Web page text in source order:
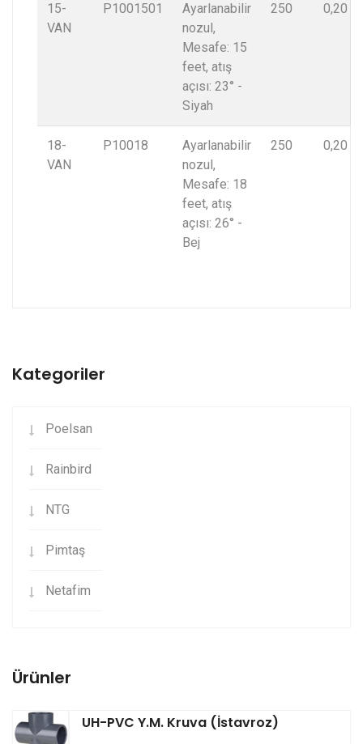
15-
VAN
P1001501
Ayarlanabilir
nozul,
Mesafe: 15
feet, atış
açısı: 23° -
Siyah
250 0,20
18-
VAN
P10018
Ayarlanabilir
nozul,
Mesafe: 18
feet, atış
açısı: 26° -
Bej
250 0,20
Kategoriler
Poelsan
Rainbird
NTG
Pimtaş
Netafim
Ürünler
UH-PVC Y.M. Kruva (İstavroz)